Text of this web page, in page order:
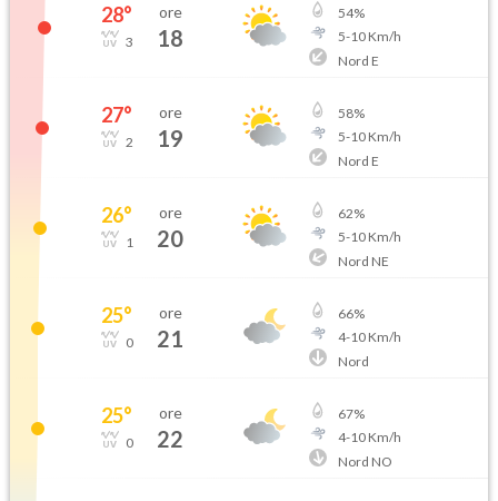
28°
3
ore
18
54%
5-10Km/h
Nord E
27°
2
ore
19
58%
5-10Km/h
Nord E
26°
1
ore
20
62%
5-10Km/h
Nord NE
25°
0
ore
21
66%
4-10Km/h
Nord
25°
0
ore
22
67%
4-10Km/h
Nord NO